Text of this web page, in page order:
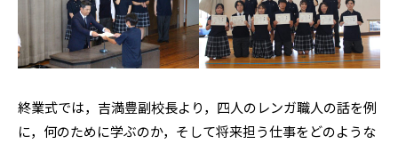
終業式では，吉満豊副校長より，四人のレンガ職人の話を例
に，何のために学ぶのか，そして将来担う仕事をどのような